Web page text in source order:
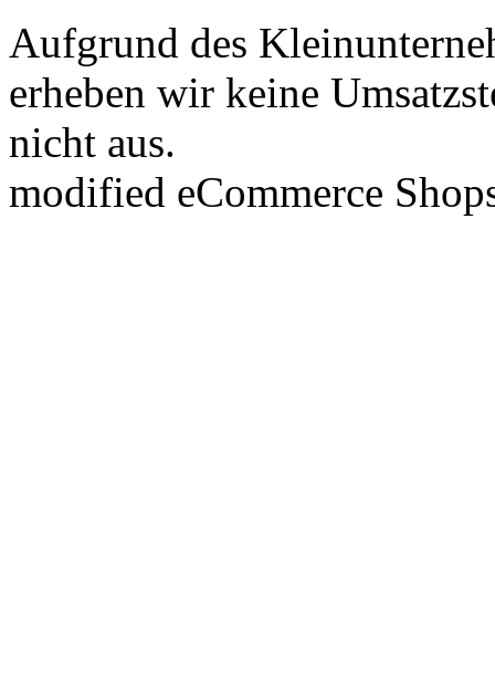
Aufgrund des
erheben wir keine
nicht aus.
modified eCommerce